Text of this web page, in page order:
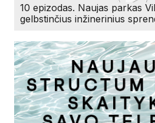
10 epizodas. Naujas parkas
gelbstinčius inžinerinius